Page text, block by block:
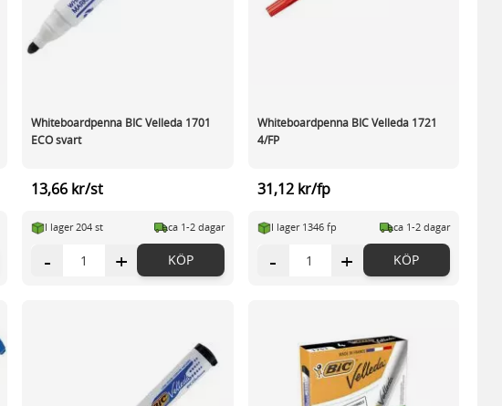
Whiteboardpenna BIC Velleda 1701
ECO svart
13,66 kr/st
I lager 204 st ca 1-2 dagar
- + KÖP
Whiteboardpenna BIC Velleda 1721
4/FP
31,12 kr/fp
I lager 1346 fp ca 1-2 dagar
- + KÖP